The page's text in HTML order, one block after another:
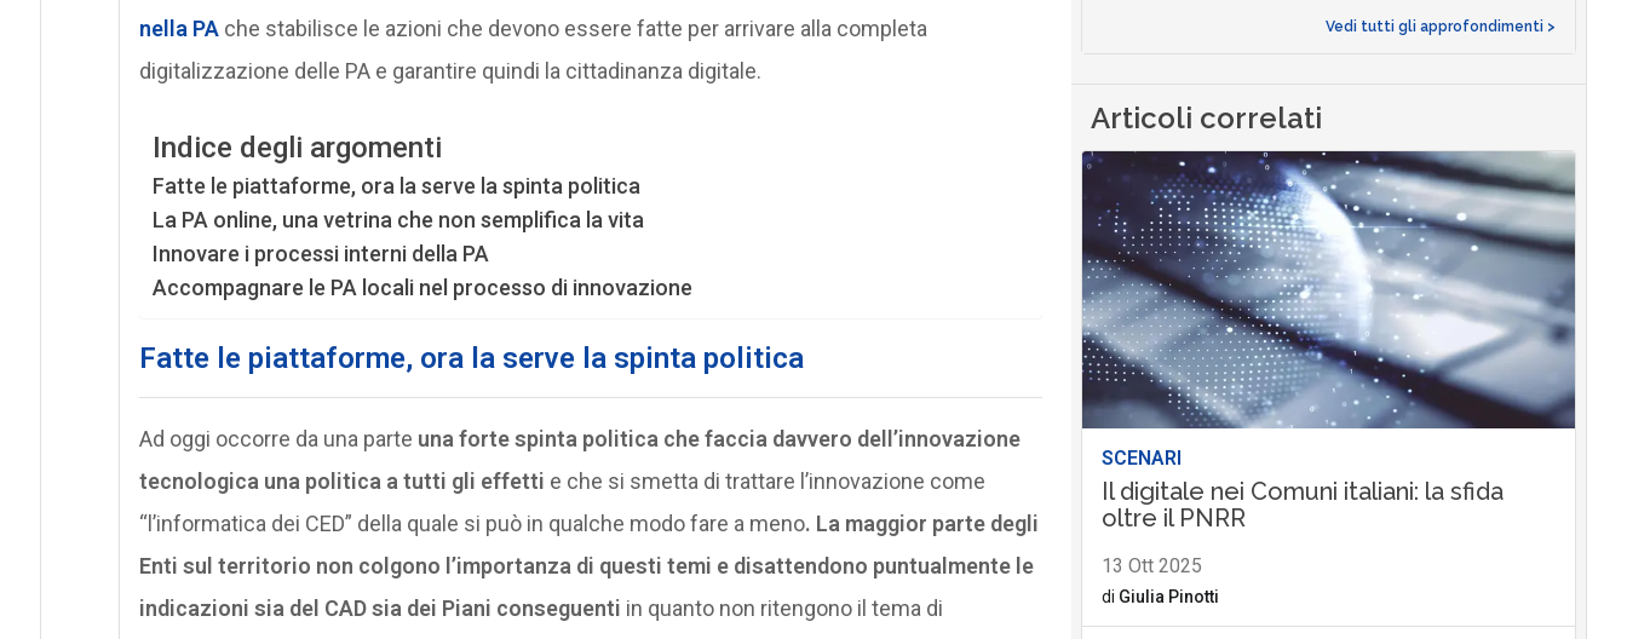
nella PAche stabilisce le azioni che devono essere fatte per arrivare alla completa
digitalizzazione delle PA e garantire quindi la cittadinanza digitale.
Indice degli argomenti
Fatte le piattaforme, ora la serve la spinta politica
La PA online, una vetrina che non semplifica la vita
Innovare i processi interni della PA
Accompagnare le PA locali nel processo di innovazione
Fatte le piattaforme, ora la serve la spinta politica
Ad oggi occorre da una parte una forte spinta politica che faccia davvero dell’innovazione
tecnologica una politica a tutti gli effetti e che si smetta di trattare l’innovazione come
“l’informatica dei CED” della quale si può in qualche modo fare a meno. La maggior parte degli
Enti sul territorio non colgono l’importanza di questi temi e disattendono puntualmente le
indicazioni sia del CAD sia dei Piani conseguenti in quanto non ritengono il tema di
Vedi tutti gli approfondimenti >
Articoli correlati
SCENARI
Il digitale nei Comuni italiani: la sfida
oltre il PNRR
13 Ott 2025
di Giulia Pinotti